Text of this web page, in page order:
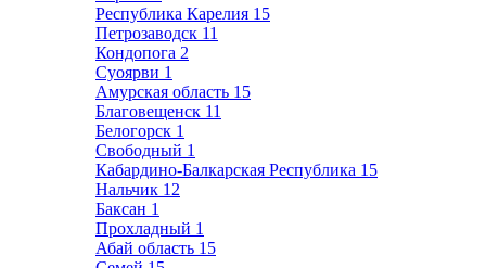
Республика Карелия 15
Петрозаводск 11
Кондопога 2
Суоярви 1
Амурская область 15
Благовещенск 11
Белогорск 1
Свободный 1
Кабардино-Балкарская Республика 15
Нальчик 12
Баксан 1
Прохладный 1
Абай область 15